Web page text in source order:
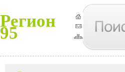
Регион
95